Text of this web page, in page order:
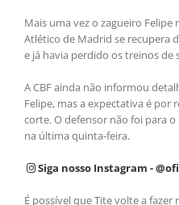
Mais uma vez o zagueiro
Atlético de Madrid se recupera
e já havia perdido os treinos de
A CBF ainda não informou
Felipe, mas a expectativa é por
corte. O defensor não foi para
na última quinta-feira.
Siga nosso Instagram -
É possível que Tite volte a fazer